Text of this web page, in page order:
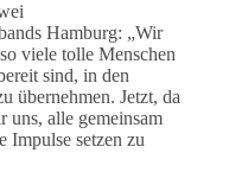
Hamburg: „Wir
viele tolle Menschen
sind, in den
übernehmen. Jetzt, da
uns, alle gemeinsam
Impulse setzen zu